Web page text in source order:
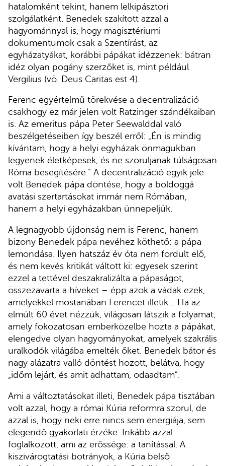
hatalomként tekint, hanem lelkipásztori
szolgálatként. Benedek szakított azzal a
hagyománnyal is, hogy magisztériumi
dokumentumok csak a Szentírást, az
egyházatyákat, korábbi pápákat idézzenek: bátran
idéz olyan pogány szerzőket is, mint például
Vergilius (vö. Deus Caritas est 4).
Ferenc egyértelmű törekvése a decentralizáció –
csakhogy ez már jelen volt Ratzinger szándékaiban
is. Az emeritus pápa Peter Seewalddal való
beszélgetéseiben így beszél erről: „Én is mindig
kívántam, hogy a helyi egyházak önmagukban
legyenek életképesek, és ne szoruljanak túlságosan
Róma besegítésére.” A decentralizáció egyik jele
volt Benedek pápa döntése, hogy a boldoggá
avatási szertartásokat immár nem Rómában,
hanem a helyi egyházakban ünnepeljük.
A legnagyobb újdonság nem is Ferenc, hanem
bizony Benedek pápa nevéhez köthető: a pápa
lemondása. Ilyen hatszáz év óta nem fordult elő,
és nem kevés kritikát váltott ki: egyesek szerint
ezzel a tettével deszakralizálta a pápaságot,
összezavarta a híveket – épp azok a vádak ezek,
amelyekkel mostanában Ferencet illetik… Ha az
elmúlt 60 évet nézzük, világosan látszik a folyamat,
amely fokozatosan emberközelbe hozta a pápákat,
elengedve olyan hagyományokat, amelyek szakrális
uralkodók világába emelték őket. Benedek bátor és
nagy alázatra valló döntést hozott, belátva, hogy
„időm lejárt, és amit adhattam, odaadtam”.
Ami a változtatásokat illeti, Benedek pápa tisztában
volt azzal, hogy a római Kúria reformra szorul, de
azzal is, hogy neki erre nincs sem energiája, sem
elegendő gyakorlati érzéke. Inkább azzal
foglalkozott, ami az erőssége: a tanítással. A
kiszivárogtatási botrányok, a Kúria belső